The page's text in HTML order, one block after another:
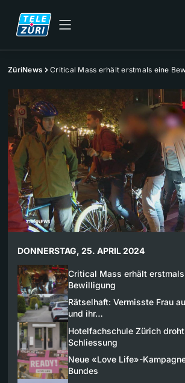
ZüriNews Critical Mass erhält erstmals eine
DONNERSTAG, 25. APRIL 2024
Critical Mass erhält
Bewilligung
Rätselhaft: Vermisste Frau
und ihr…
Hotelfachschule Zürich droht
Schliessung
Neue «Love Life»-
Bundes